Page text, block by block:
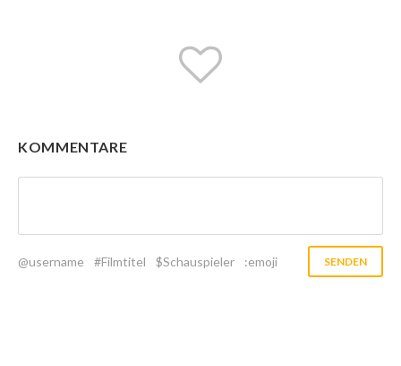
KOMMENTARE
@username #Filmtitel $Schauspieler :emoji